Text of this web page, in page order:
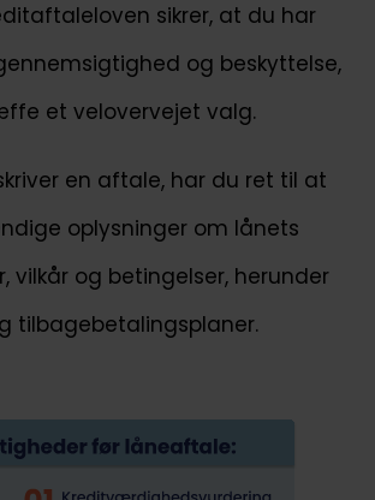
sikrer, at du har
og beskyttelse,
et velovervejet valg.
en aftale, har du ret til at
oplysninger om lånets
vilkår og betingelser, herunder
tilbagebetalingsplaner.